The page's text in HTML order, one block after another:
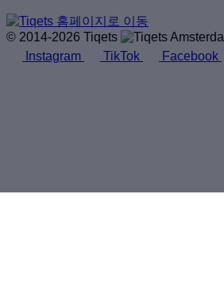
© 2014-2026 Tiqets
Instagram
TikTok Facebook